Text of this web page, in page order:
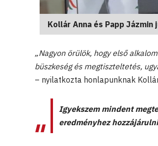
Kollár Anna és Papp
„Nagyon örülök, hogy első
büszkeség és megtiszteltetés,
– nyilatkozta honlapunknak
Igyekszem mindent
eredményhez